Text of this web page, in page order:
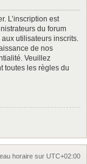
L’inscription est
du forum
utilisateurs inscrits.
de nos
Veuillez
toutes les règles du
horaire sur UTC+02:00